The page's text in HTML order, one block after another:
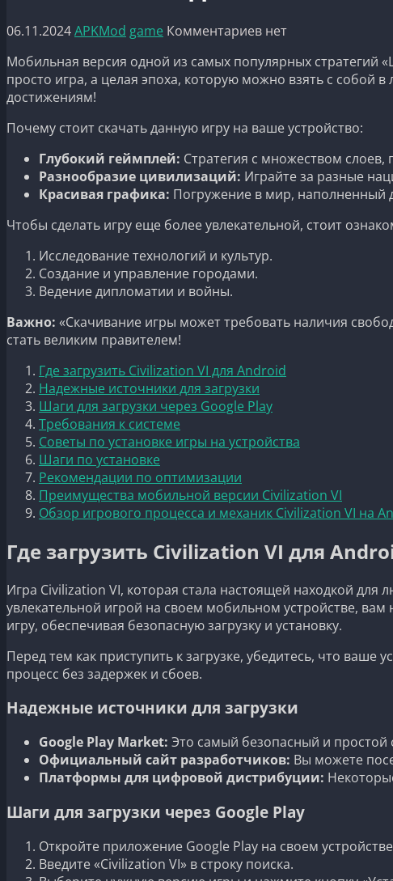
06.11.2024APKMod game Комментариев нет
Мобильная версия одной из самых популярных стратегий
просто игра, а целая эпоха, которую можно взять с
достижениям!
Почему стоит скачать данную игру на ваше устройство:
Глубокий геймплей: Стратегия с множеством
Разнообразие цивилизаций: Играйте за разные
Красивая графика: Погружение в мир, наполненный
Чтобы сделать игру еще более увлекательной, стоит
Исследование технологий и культур.
Создание и управление городами.
Ведение дипломатии и войны.
Важно: «Скачивание игры может требовать наличия
стать великим правителем!
Где загрузить Civilization VI для Android
Надежные источники для загрузки
Шаги для загрузки через Google Play
Требования к системе
Советы по установке игры на устройства
Шаги по установке
Рекомендации по оптимизации
Преимущества мобильной версии Civilization VI
Обзор игрового процесса и механик Civilization VI на
Где загрузить Civilization VI для
Игра Civilization VI, которая стала настоящей находкой для
увлекательной игрой на своем мобильном устройстве,
игру, обеспечивая безопасную загрузку и установку.
Перед тем как приступить к загрузке, убедитесь, что
процесс без задержек и сбоев.
Надежные источники для загрузки
Google Play Market: Это самый безопасный и простой
Официальный сайт разработчиков: Вы можете
Платформы для цифровой дистрибуции:
Шаги для загрузки через Google Play
Откройте приложение Google Play на своем
Введите «Civilization VI» в строку поиска.